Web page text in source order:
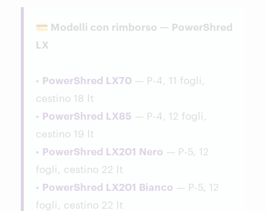
💳 Modelli con rimborso — PowerShred
LX
• PowerShred LX70 — P-4, 11 fogli,
cestino 18 lt
• PowerShred LX85 — P-4, 12 fogli,
cestino 19 lt
• PowerShred LX201 Nero — P-5, 12
fogli, cestino 22 lt
• PowerShred LX201 Bianco — P-5, 12
fogli, cestino 22 lt